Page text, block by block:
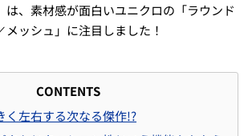
は、素材感が面白いユニクロの「ラウンド
ッシュ」に注目しました！
CONTENTS
く左右する次なる傑作!?